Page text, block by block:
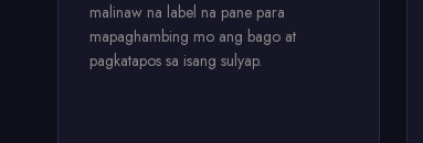
malinaw na label na pane para
mapaghambing mo ang bago at
pagkatapos sa isang sulyap.